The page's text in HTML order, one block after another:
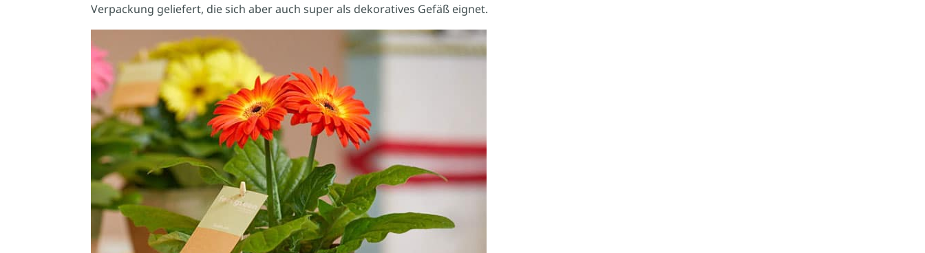
Verpackung geliefert, die sich aber auch super als dekoratives Gefäß eignet.